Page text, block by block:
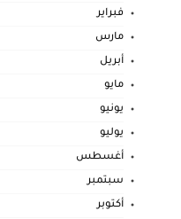
فبراير
مارس
أبريل
مايو
يونيو
يوليو
أغسطس
سبتمبر
أكتوبر